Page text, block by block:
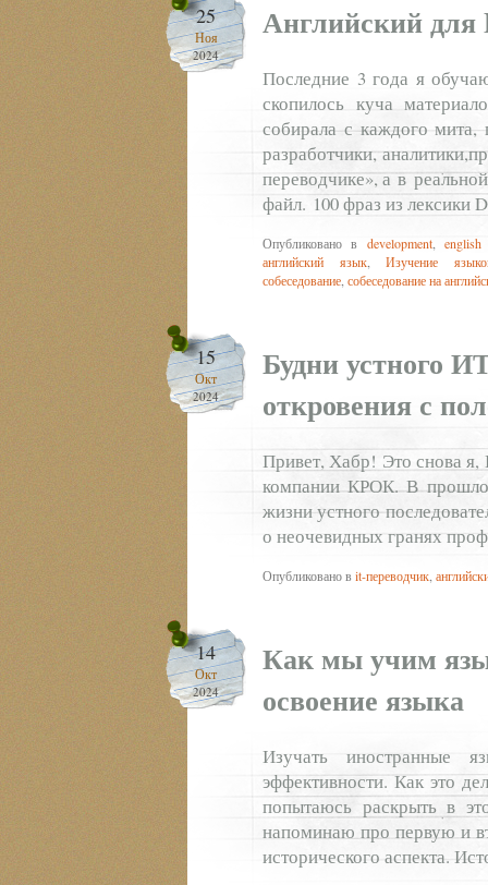
25
Ноя
2024
Английский для
Последние 3 года я
скопилось куча
собирала с каждого мита,
разработчики,
переводчике», а в
файл. 100 фраз из лексики
Опубликовано в development, english
английский язык, Изучение
собеседование,собеседование на
15
Окт
2024
Будни устного
откровения с
Привет, Хабр! Это снова я,
компании КРОК. В
жизни устного
о неочевидных гранях
Опубликовано вit-переводчик
14
Окт
2024
Как мы учим
освоение языка
Изучать иностранные
эффективности. Как это
попытаюсь раскрыть в
напоминаю про первую и
исторического аспекта.